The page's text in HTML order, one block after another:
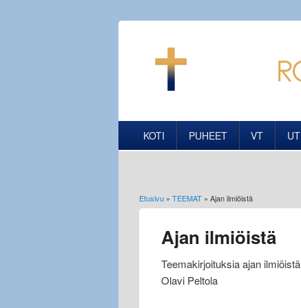
KOTI PUHEET VT UT
Olet täällä
Etusivu » TEEMAT » Ajan ilmiöistä
Ajan ilmiöistä
Teemakirjoituksia ajan ilmiöistä
Olavi Peltola